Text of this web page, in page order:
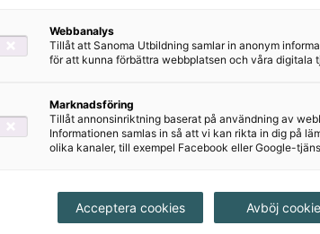
What's up? åk 7
Lärarens ljudfiler
1320 kr
What's up?
Textbok
230 kr
Webbanalys
Tillåt att Sanoma Utbildning samlar in anonym
för att kunna förbättra webbplatsen och våra digitala
Marknadsföring
Tillåt annonsinriktning baserat på användning av
Informationen samlas in så att vi kan rikta in dig på
olika kanaler, till exempel Facebook eller Google-
Acceptera cookies Avböj